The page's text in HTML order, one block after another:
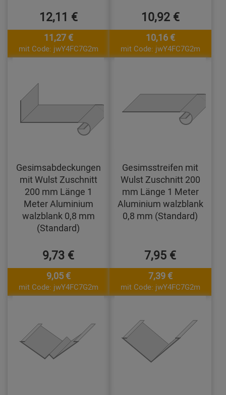
12,11 €
11,27 €
mit Code: jwY4FC7G2m
10,92 €
10,16 €
mit Code: jwY4FC7G2m
Gesimsabdeckungen
mit Wulst Zuschnitt
200 mm Länge 1
Meter Aluminium
walzblank 0,8 mm
(Standard)
9,73 €
9,05 €
mit Code: jwY4FC7G2m
Gesimsstreifen mit
Wulst Zuschnitt 200
mm Länge 1 Meter
Aluminium walzblank
0,8 mm (Standard)
7,95 €
7,39 €
mit Code: jwY4FC7G2m